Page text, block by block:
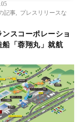
記事
プレスリリースな
ンスコーポレーショ
船「蓉翔丸」就航